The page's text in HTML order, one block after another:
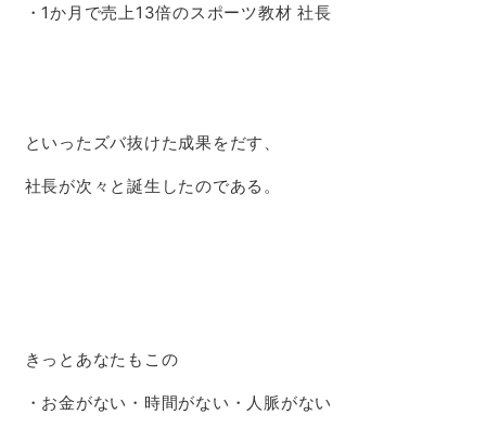
・1か月で売上13倍のスポーツ教材 社長
といったズバ抜けた成果をだす、
社長が次々と誕生したのである。
きっとあなたもこの
・お金がない・時間がない・人脈がない